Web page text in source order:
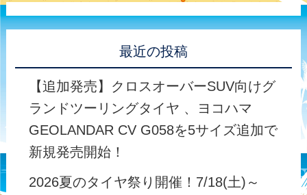
最近の投稿
【追加発売】クロスオーバーSUV向けグ
ランドツーリングタイヤ 、ヨコハマ
GEOLANDAR CV G058を5サイズ追加で
新規発売開始！
2026夏のタイヤ祭り開催！7/18(土)～